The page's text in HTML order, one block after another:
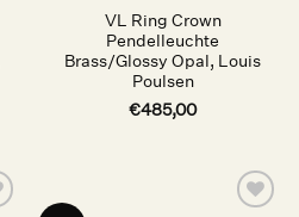
VL Ring Crown
Pendelleuchte
Brass/Glossy Opal, Louis
Poulsen
€485,00